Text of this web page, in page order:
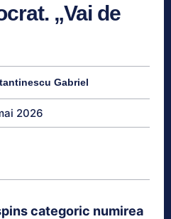
„Vai de
Gabriel
2026
categoric numirea